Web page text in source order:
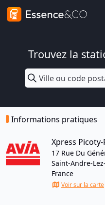
Trouvez la
Informations pratiques
Xpress Picoty-
17 Rue Du
Saint-Andre-
France
Voir sur la carte